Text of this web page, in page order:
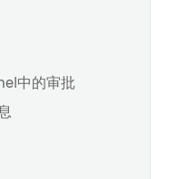
置 SAML 2.0 集成
提供者配置SAML
中更新 SAML 提供
中的审批